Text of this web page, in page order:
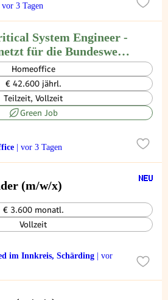
| vor 3 Tagen
System Engineer -
für die Bundeswehr
Vollzeit (all genders)
Homeoffice
€ 42.600 jährl.
Teilzeit, Vollzeit
Green Job
| vor 3 Tagen
(m/w/x)
€ 3.600 monatl.
Vollzeit
im Innkreis, Schärding
| vor